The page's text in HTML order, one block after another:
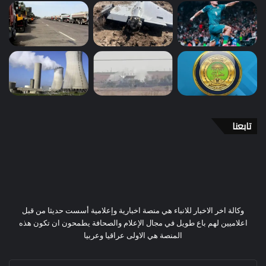
تابعنا
وكالة اخر الاخبار للانباء هي منصة اخبارية وإعلامية أسست حديثا من قبل
اعلاميين لهم باع طويل في مجال الإعلام والصحافة يطمحون ان تكون هذه
المنصة هي الاولى عراقيا وعربيا